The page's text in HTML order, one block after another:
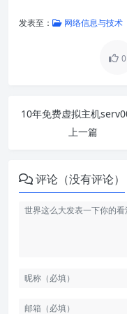
发表至： 网络信息与技术
0
上一篇
评论（没有评论）